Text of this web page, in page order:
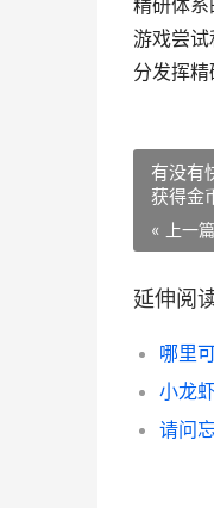
精研体
游戏尝
分发挥精
有没有
获得金
« 上一篇
延伸阅